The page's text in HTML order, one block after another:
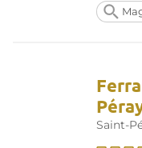
Saint-